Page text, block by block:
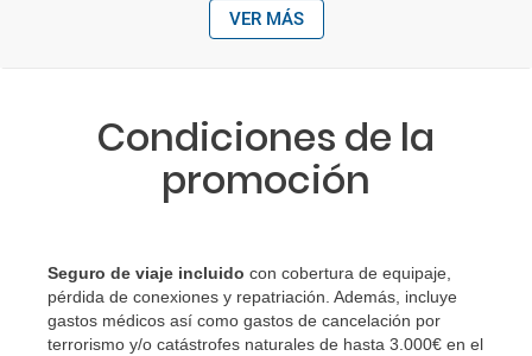
VER MÁS
Condiciones de la
promoción
Seguro de viaje incluido con cobertura de equipaje,
pérdida de conexiones y repatriación. Además, incluye
gastos médicos así como gastos de cancelación por
terrorismo y/o catástrofes naturales de hasta 3.000€ en el